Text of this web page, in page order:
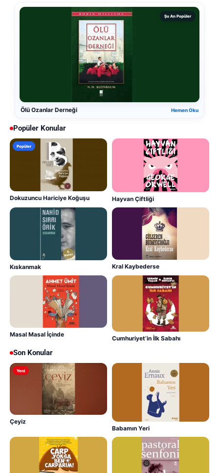
Şu An Popüler
Ölü Ozanlar Derneği Hemen Oku
Popüler Konular
Popüler
Dokuzuncu Hariciye Koğuşu Hayvan Çiftliği
Kıskanmak Kral Kaybederse
Masal Masal İçinde
Cumhuriyet’in İlk Sabahı
Son Konular
Yeni
Çeyiz
Babamın Yeri